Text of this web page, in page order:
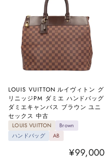
LOUIS VUITTON ルイヴィトン グ
リニッジPM ダミエ ハンドバッグ
ダミエキャンバス ブラウン ユニ
セックス 中古
LOUIS VUITTON
Brown
ハンドバッグ
AB
¥99,000